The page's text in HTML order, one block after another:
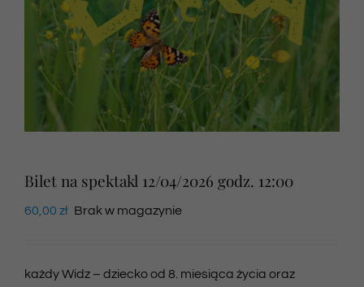
SKLEP VOD
Bilet na spektakl 12/04/2026 godz. 12:00
60,00 zł Brak w magazynie
każdy Widz – dziecko od 8. miesiąca życia oraz